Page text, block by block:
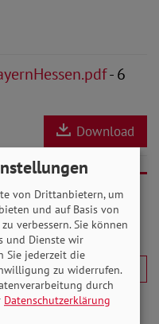
- 6
Download
von Drittanbietern, um
und auf Basis von
verbessern. Sie können
und Dienste wir
Sie jederzeit die
zu widerrufen.
durch
Datenschutzerklärung